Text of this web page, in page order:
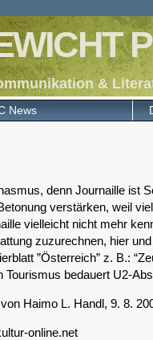
&
News
denn Journaille ist
verstärken, weil
vielleicht nicht mehr
zuzurechnen, hier
”Österreich” z. B.:
bedauert U2-
Haimo L. Handl, 9. 8.
online.net